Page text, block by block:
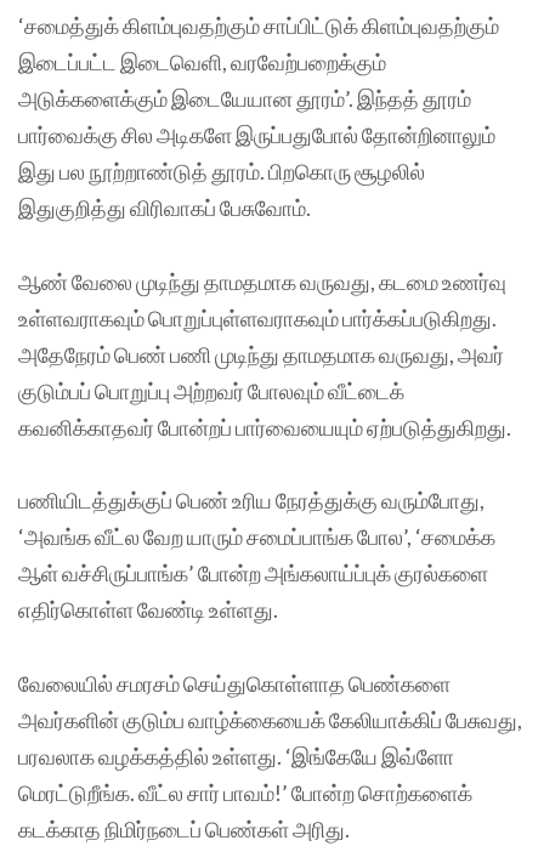
‘சமைத்துக் கிளம்புவதற்கும் சாப்பிட்டுக் கிளம்புவதற்கும்
இடைப்பட்ட இடைவெளி, வரவேற்பறைக்கும்
அடுக்களைக்கும் இடையேயான தூரம்’. இந்தத் தூரம்
பார்வைக்கு சில அடிகளே இருப்பதுபோல் தோன்றினாலும்
இது பல நூற்றாண்டுத் தூரம். பிறகொரு சூழலில்
இதுகுறித்து விரிவாகப் பேசுவோம்.
ஆண் வேலை முடிந்து தாமதமாக வருவது, கடமை உணர்வு
உள்ளவராகவும் பொறுப்புள்ளவராகவும் பார்க்கப்படுகிறது.
அதேநேரம் பெண் பணி முடிந்து தாமதமாக வருவது, அவர்
குடும்பப் பொறுப்பு அற்றவர் போலவும் வீட்டைக்
கவனிக்காதவர் போன்றப் பார்வையையும் ஏற்படுத்துகிறது.
பணியிடத்துக்குப் பெண் உரிய நேரத்துக்கு வரும்போது,
‘அவங்க வீட்ல வேற யாரும் சமைப்பாங்க போல’, ‘சமைக்க
ஆள் வச்சிருப்பாங்க’ போன்ற அங்கலாய்ப்புக் குரல்களை
எதிர்கொள்ள வேண்டி உள்ளது.
வேலையில் சமரசம் செய்துகொள்ளாத பெண்களை
அவர்களின் குடும்ப வாழ்க்கையைக் கேலியாக்கிப் பேசுவது,
பரவலாக வழக்கத்தில் உள்ளது. ‘இங்கேயே இவ்ளோ
மெரட்டுறீங்க. வீட்ல சார் பாவம்!’ போன்ற சொற்களைக்
கடக்காத நிமிர்நடைப் பெண்கள் அரிது.